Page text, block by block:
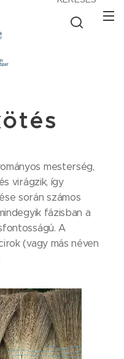
mesterség,
virágzik, így
során számos
fázisban a
A
(vagy más néven